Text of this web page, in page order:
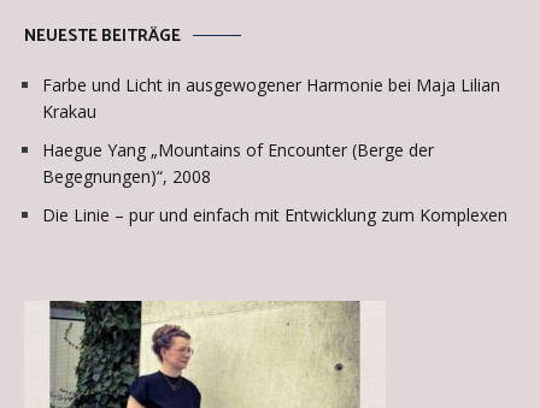
NEUESTE BEITRÄGE
Farbe und Licht in ausgewogener Harmonie bei Maja Lilian
Krakau
Haegue Yang „Mountains of Encounter (Berge der
Begegnungen)“, 2008
Die Linie – pur und einfach mit Entwicklung zum Komplexen